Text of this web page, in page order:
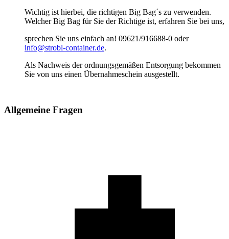
Wichtig ist hierbei, die richtigen Big Bag´s zu verwenden.
Welcher Big Bag für Sie der Richtige ist, erfahren Sie bei uns,
sprechen Sie uns einfach an! 09621/916688-0 oder
info@strobl-container.de.
Als Nachweis der ordnungsgemäßen Entsorgung bekommen
Sie von uns einen Übernahmeschein ausgestellt.
Allgemeine Fragen